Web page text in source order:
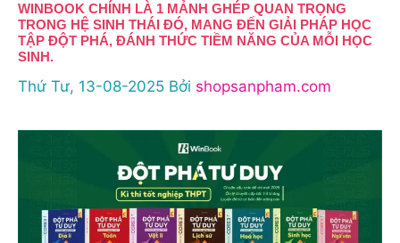
WINBOOK CHÍNH LÀ 1 MẢNH GHÉP QUAN TRỌNG
TRONG HỆ SINH THÁI ĐÓ, MANG ĐẾN GIẢI PHÁP HỌC
TẬP ĐỘT PHÁ, ĐÁNH THỨC TIỀM NĂNG CỦA MỖI HỌC
SINH.
Thứ Tư, 13-08-2025 Bởi shopsanpham.com